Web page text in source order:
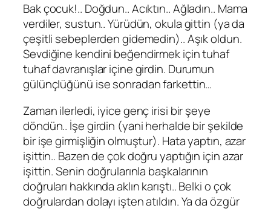
Bak çocuk!.. Doğdun.. Acıktın.. Ağladın.. Mama
verdiler, sustun.. Yürüdün, okula gittin (ya da
çeşitli sebeplerden gidemedin).. Aşık oldun.
Sevdiğine kendini beğendirmek için tuhaf
tuhaf davranışlar içine girdin. Durumun
gülünçlüğünü ise sonradan farkettin…
Zaman ilerledi, iyice genç irisi bir şeye
döndün.. İşe girdin (yani herhalde bir şekilde
bir işe girmişliğin olmuştur). Hata yaptın, azar
işittin.. Bazen de çok doğru yaptığın için azar
işittin. Senin doğrularınla başkalarının
doğruları hakkında aklın karıştı.. Belki o çok
doğrulardan dolayı işten atıldın. Ya da özgür